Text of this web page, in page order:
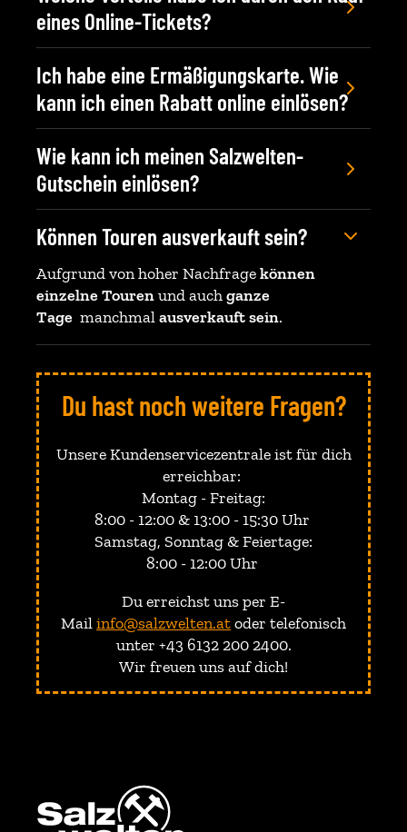
eines Online-Tickets?
Besichtigungszeit
Direkter Zugang zum Eingangs- und
Umkleidebereich
Online-Tickets können direkt am Smartphone
oder Tablet vorgezeigt werden
Ich habe eine Ermäßigungskarte. Wie
kann ich einen Rabatt online einlösen?
durch Ermäßigungskarten oder
Rabattaktionen nur direkt an der Kassa
gewährt werden können.
Wie kann ich meinen Salzwelten-
Gutschein einlösen?
Kassa eingelöst und nicht im Nachhinein
retourniert werden. Das Guthaben deines
Online-Gutscheinesist an den Kassen aller
Salzwelten Standorte und in den Onlineshops
unter tickets.salzwelten.atundshop.salzwelten.at
Können Touren ausverkauft sein?
Aufgrund von hoher Nachfragekönnen
einzelne Tourenund auchganze
Tage manchmalausverkauft sein.
Du hast noch weitere Fragen?
Unsere Kundenservicezentrale ist für dich
erreichbar:
Montag - Freitag:
8:00 - 12:00 & 13:00 - 15:30 Uhr
Samstag, Sonntag & Feiertage:
8:00 - 12:00 Uhr
Du erreichst uns per E-
Mailinfo@salzwelten.atoder telefonisch
unter +43 6132 200 2400.
Wir freuen uns auf dich!